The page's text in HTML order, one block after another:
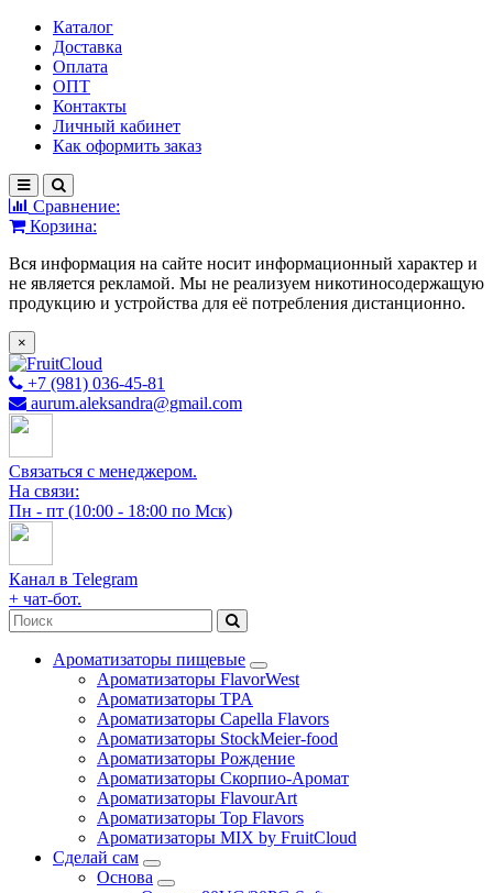
Каталог
Доставка
Оплата
ОПТ
Контакты
Личный кабинет
Как оформить заказ
Сравнение:
Корзина:
Вся информация на сайте носит информационный характер и
не является рекламой. Мы не реализуем никотиносодержащую
продукцию и устройства для её потребления дистанционно.
×
+7 (981) 036-45-81
aurum.aleksandra@gmail.com
Связаться с менеджером.
На связи:
Пн - пт (10:00 - 18:00 по Мск)
Канал в Telegram
+ чат-бот.
Ароматизаторы пищевые
Ароматизаторы FlavorWest
Ароматизаторы TPA
Ароматизаторы Capella Flavors
Ароматизаторы StockMeier-food
Ароматизаторы Рождение
Ароматизаторы Скорпио-Аромат
Ароматизаторы FlavourArt
Ароматизаторы Top Flavors
Ароматизаторы MIX by FruitCloud
Сделай сам
Основа